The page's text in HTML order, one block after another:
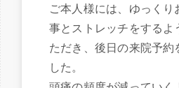
ご本人様には、ゆっくり
事とストレッチをするよ
ただき、後日の来院予約
した。